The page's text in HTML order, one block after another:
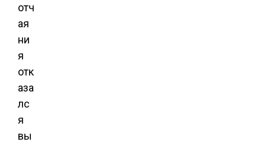
отч
ая
ни
я
отк
аза
лс
я
вы